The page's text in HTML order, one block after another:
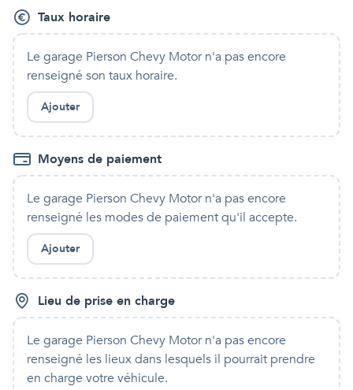
Taux horaire
Le garage Pierson Chevy Motorn'a pas encore
renseigné son taux horaire.
Ajouter
Moyens de paiement
Le garage Pierson Chevy Motorn'a pas encore
renseigné les modes de paiement qu'il accepte.
Ajouter
Lieu de prise en charge
Le garage Pierson Chevy Motorn'a pas encore
renseigné les lieux dans lesquels il pourrait prendre
en charge votre véhicule.